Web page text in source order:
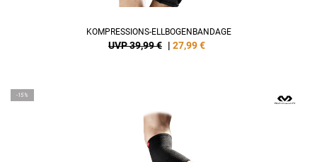
KOMPRESSIONS-ELLBOGENBANDAGE
UVP 39,99 € | 27,99€
-15%